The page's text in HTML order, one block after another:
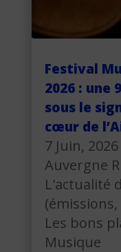
Festival
2026 :
sous le
cœur de
7 Juin, 2026
Auvergne
L'actualité
Les bons
Musique